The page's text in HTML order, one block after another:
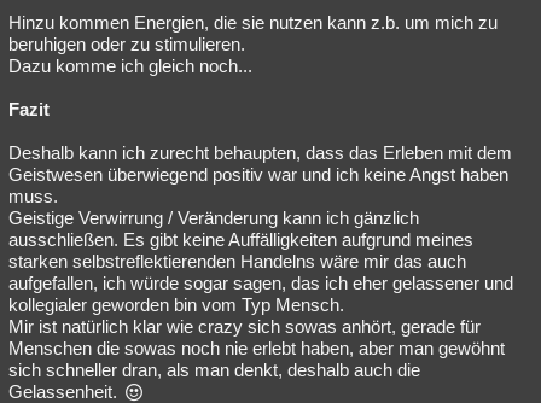
Hinzu kommen Energien, die sie nutzen kann z.b. um mich zu
beruhigen oder zu stimulieren.
Dazu komme ich gleich noch...
Fazit
Deshalb kann ich zurecht behaupten, dass das Erleben mit dem
Geistwesen überwiegend positiv war und ich keine Angst haben
muss.
Geistige Verwirrung / Veränderung kann ich gänzlich
ausschließen. Es gibt keine Auffälligkeiten aufgrund meines
starken selbstreflektierenden Handelns wäre mir das auch
aufgefallen, ich würde sogar sagen, das ich eher gelassener und
kollegialer geworden bin vom Typ Mensch.
Mir ist natürlich klar wie crazy sich sowas anhört, gerade für
Menschen die sowas noch nie erlebt haben, aber man gewöhnt
sich schneller dran, als man denkt, deshalb auch die
Gelassenheit.